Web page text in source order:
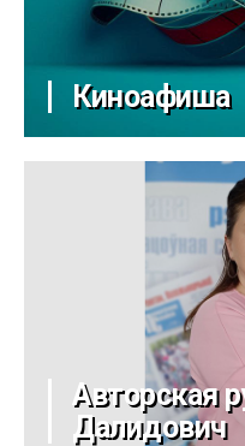
Киноафиша
Авторская
Далидович